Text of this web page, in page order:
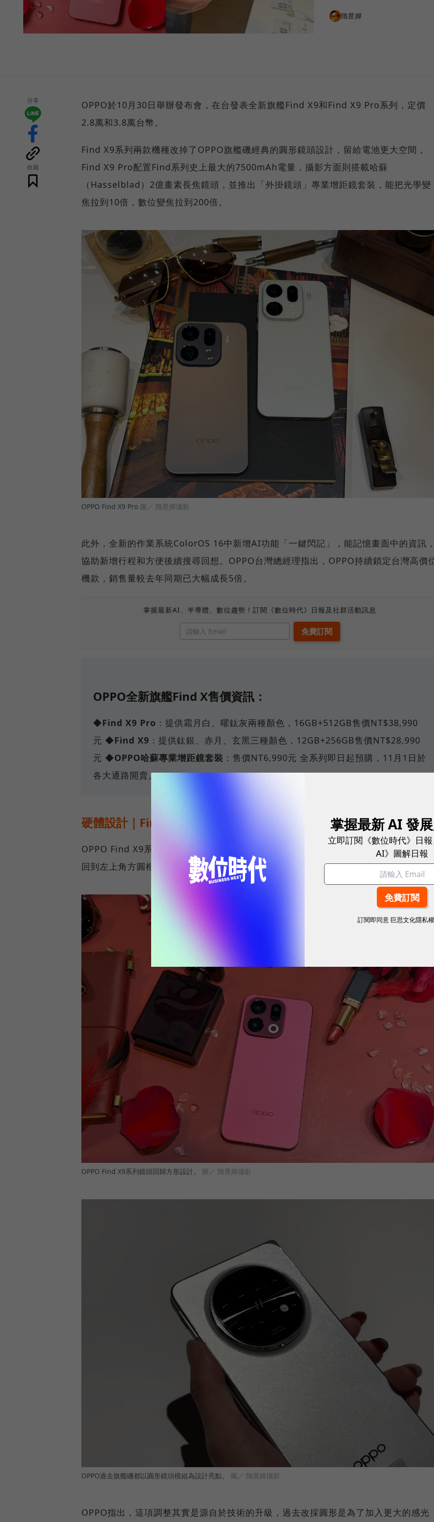
隋昱嬋
分享
收藏
OPPO於10月30日舉辦發布會，在台發表全新旗艦Find X9和Find X9 Pro系列，定價
2.8萬和3.8萬台幣。
Find X9系列兩款機種改掉了OPPO旗艦磯經典的圓形鏡頭設計，留給電池更大空間，
Find X9 Pro配置Find系列史上最大的7500mAh電量，攝影方面則搭載哈蘇
（Hasselblad）2億畫素長焦鏡頭，並推出「外掛鏡頭」專業增距鏡套裝，能把光學變
焦拉到10倍，數位變焦拉到200倍。
OPPO Find X9 Pro 圖／ 隋昱嬋攝影
此外，全新的作業系統ColorOS 16中新增AI功能「一鍵閃記」，能記憶畫面中的資訊
協助新增行程和方便後續搜尋回想。OPPO台灣總經理指出，OPPO持續鎖定台灣高價
機款，銷售量較去年同期已大幅成長5倍。
掌握最新AI、半導體、數位趨勢！訂閱《數位時代》日報及社群活動訊息
OPPO全新旗艦Find X售價資訊：
◆Find X9 Pro ：提供霜月白、曜鈦灰兩種顏色，16GB+512GB售價NT$38,990
元 ◆Find X9 ：提供鈦銀、赤月、玄黑三種顏色，12GB+256GB售價NT$28,990
元 ◆OPPO哈蘇專業增距鏡套裝 ：售價NT6,990元 全系列即日起預購，11月1日於
各大通路開賣。
硬體設計｜Find X9改掉圓鏡頭，獲7500mAh超大電量
OPPO Find X9系列外型最大的變化，是改掉Find X6以來標誌性的圓形鏡頭設計，重
回到左上角方圓框。
OPPO Find X9系列鏡頭回歸方形設計。 圖／ 隋昱嬋攝影
OPPO過去旗艦磯都以圓形鏡頭模組為設計亮點。 圖／ 隋昱嬋攝影
OPPO指出，這項調整其實是源自於技術的升級，過去改採圓形是為了加入更大的感光
掌握最新 AI 發
立即訂閱《數位時代》日
AI》圖解日報
訂閱即同意 巨思文化隱私